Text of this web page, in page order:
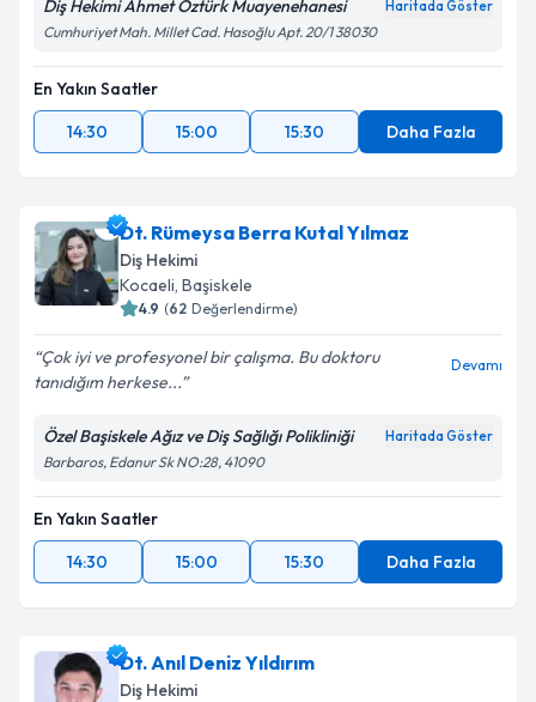
kapsamda işlenmesini kabul ediyorum.
Diş Hekimi Ahmet Öztürk Muayenehanesi Haritada Göster
Cumhuriyet Mah. Millet Cad. Hasoğlu Apt. 20/1 38030
En Yakın Saatler
14:30
15:00 15:30 Daha Fazla
Dt. Rümeysa Berra Kutal Yılmaz
Diş Hekimi
Kocaeli, Başiskele
4.9 (62 Değerlendirme)
Çok iyi ve profesyonel bir çalışma. Bu doktoru
tanıdığım herkese...
Devamı
Özel Başiskele Ağız ve Diş Sağlığı Polikliniği Haritada Göster
Barbaros, Edanur Sk NO:28, 41090
En Yakın Saatler
14:30
15:00 15:30 Daha Fazla
Dt. Anıl Deniz Yıldırım
Diş Hekimi